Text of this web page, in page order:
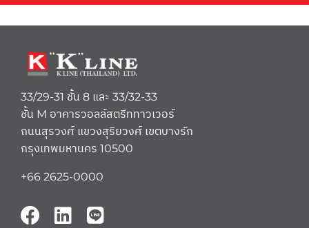
33/29-31 ชั้น 8 และ 33/32-33
ชั้น M อาคารวอลล์สตรีททาวเวอร์
ถนนสุรวงศ์ แขวงสุริยวงศ์ เขตบางรัก
กรุงเทพมหานคร 10500
+66 2625-0000